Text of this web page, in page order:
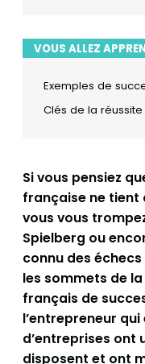
VOUS ALLEZ
Exemples de
Clés de la
Si vous pensiez
française ne tient
vous vous
Spielberg ou
connu des
les sommets de
français de
l’entrepreneur
d’entreprises ont
disposent et ont